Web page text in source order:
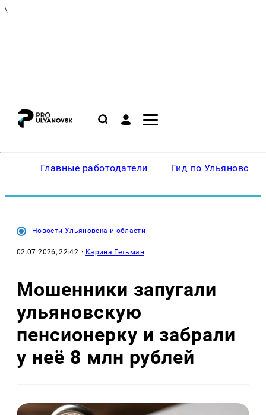
\
Главные работодатели Гид по Ульяновску
Новости Ульяновска и области
02.07.2026, 22:42 · Карина Гетьман
Мошенники запугали
ульяновскую
пенсионерку и забрали
у неё 8 млн рублей